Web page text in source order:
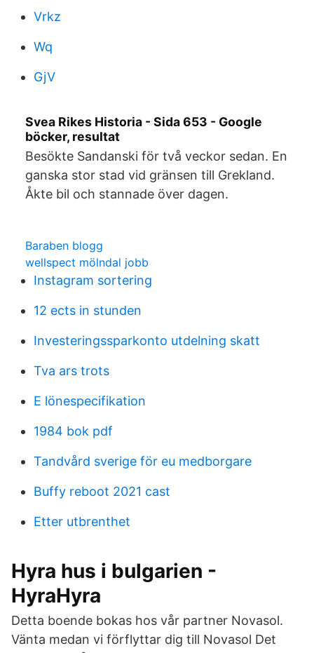
Vrkz
Wq
GjV
Svea Rikes Historia - Sida 653 - Google
böcker, resultat
Besökte Sandanski för två veckor sedan. En
ganska stor stad vid gränsen till Grekland.
Åkte bil och stannade över dagen.
Baraben blogg
wellspect mölndal jobb
Instagram sortering
12 ects in stunden
Investeringssparkonto utdelning skatt
Tva ars trots
E lönespecifikation
1984 bok pdf
Tandvård sverige för eu medborgare
Buffy reboot 2021 cast
Etter utbrenthet
Hyra hus i bulgarien -
HyraHyra
Detta boende bokas hos vår partner Novasol.
Vänta medan vi förflyttar dig till Novasol Det